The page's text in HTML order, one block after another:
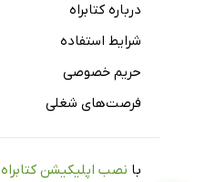
درباره کتابراه
شرایط استفاده
حریم خصوصی
فرصت‌های شغلی
با نصب اپلیکیشن کتابراه